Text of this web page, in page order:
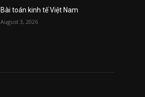
Bài toán kinh tế Việt Nam
August 3, 2026